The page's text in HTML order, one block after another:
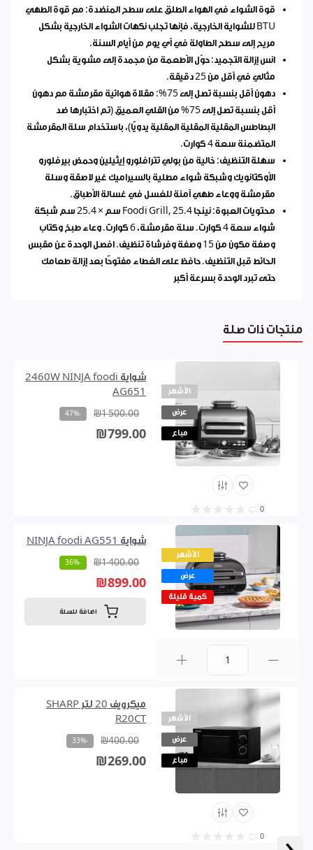
قوة الشواء في الهواء الطلق على سطح المنضدة: مع قوة الطهي
BTU للشواية الخارجية، فإنها تجلب نكهات الشواء الخارجية بشكل
مريح إلى سطح الطاولة في أي يوم من أيام السنة.
انس إزالة التجميد: حوّل الأطعمة من مجمدة إلى مشوية بشكل
مثالي في أقل من 25 دقيقة.
دهون أقل بنسبة تصل إلى 75%: مقلاة هوائية مقرمشة مع دهون
أقل بنسبة تصل إلى 75% من القلي العميق (تم اختبارها ضد
البطاطس المقلية المقلية المقلية يدويًا)، باستخدام سلة المقرمشة
المتضمنة سعة 4 كوارت.
سهلة التنظيف: خالية من بولي تترافلورو إيثيلين وحمض بيرفلورو
الأوكتانويك وشبكة شواء مطلية بالسيراميك غير لاصقة وسلة
مقرمشة ووعاء طهي آمنة للغسل في غسالة الأطباق.
محتويات العبوة: نينجا Foodi Grill, 25.4 سم × 25.4 سم شبكة
شواء سعة 4 كوارت. سلة مقرمشة، 6 كوارت. وعاء طبخ وكتاب
وصفة مكون من 15 وصفة وفرشاة تنظيف. افصل الوحدة عن مقبس
الحائط قبل التنظيف. حافظ على الغطاء مفتوحًا بعد إزالة طعامك
حتى تبرد الوحدة بسرعة أكبر
منتجات ذات صلة
الأشهر
عرض
مباع
0
شواية 2460W NINJA foodi
AG651
₪1 500.00
-47%
₪799.00
الأشهر
عرض
كمية قليلة
شواية NINJA foodi AG551
₪1 400.00
-36%
₪899.00
اضافة للسلة
الأشهر
عرض
مباع
0
ميكرويف 20 لتر SHARP
R20CT
₪400.00
-33%
₪269.00